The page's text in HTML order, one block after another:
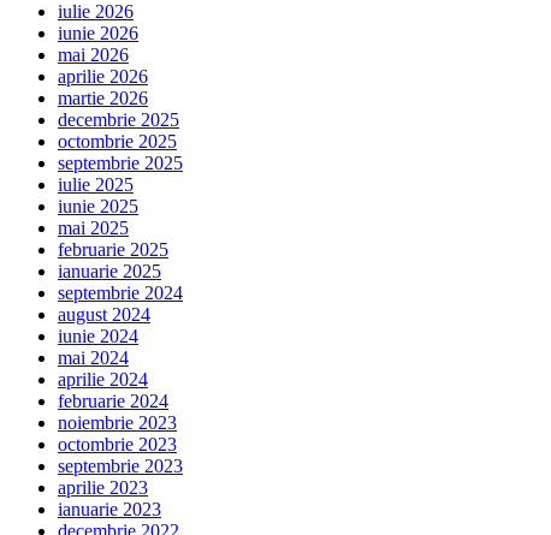
iulie 2026
iunie 2026
mai 2026
aprilie 2026
martie 2026
decembrie 2025
octombrie 2025
septembrie 2025
iulie 2025
iunie 2025
mai 2025
februarie 2025
ianuarie 2025
septembrie 2024
august 2024
iunie 2024
mai 2024
aprilie 2024
februarie 2024
noiembrie 2023
octombrie 2023
septembrie 2023
aprilie 2023
ianuarie 2023